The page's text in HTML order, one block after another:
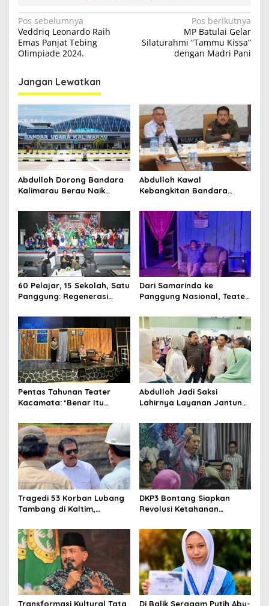
N
a
v
i
g
a
s
i
p
o
s
Pos sebelumnya
Veddriq Leonardo Raih
Emas Panjat Tebing
Olimpiade 2024.
Pos berikutnya
MP Batulai Gelar
Silaturahmi “Tammu Kissa”
dengan Madri Pani
Jangan Lewatkan
Abdulloh Dorong Bandara
Kalimarau Berau Naik
Internasional Kaltim
Abdulloh Kawal
Kebangkitan Bandara
Dorong Keberlanjutan
Proyek Strategis
60 Pelajar, 15 Sekolah, Satu
Panggung: Regenerasi
Jalannya
Dari Samarinda ke
Panggung Nasional, Teater
Kalimantan ke FTRN ISI
Yogyakarta
Pentas Tahunan Teater
Kacamata: ‘Benar Itu
Korupsi dan Kemiskinan
Abdulloh Jadi Saksi
Lahirnya Layanan Jantung
Jawaban Kebutuhan
Rakyat
Tragedi 53 Korban Lubang
Tambang di Kaltim,
Total Tata Kelola
DKP3 Bontang Siapkan
Revolusi Ketahanan
Smartani Jadi Senjata
Transformasi Kultural Tata Di Balik Seragam Putih Abu-